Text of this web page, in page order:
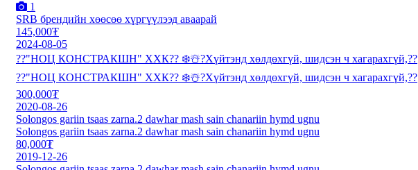
1
SRB брендийн хөөсөө хүргүүлээд аваарай
145,000₮
2024-08-05
??"НОЦ КОНСТРАКШН" ХХК?? ❄️☃️?Хүйтэнд хөлдөхгүй, шидсэн ч хагарахгүй,??
??"НОЦ КОНСТРАКШН" ХХК?? ❄️☃️?Хүйтэнд хөлдөхгүй, шидсэн ч хагарахгүй,??
300,000₮
2020-08-26
Solongos gariin tsaas zarna.2 dawhar mash sain chanariin hymd ugnu
Solongos gariin tsaas zarna.2 dawhar mash sain chanariin hymd ugnu
80,000₮
2019-12-26